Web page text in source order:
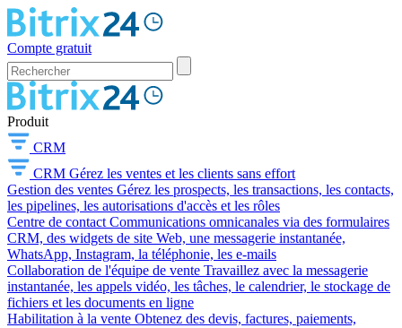
Compte gratuit
Produit
CRM
CRM Gérez les ventes et les clients sans effort
Gestion des ventes Gérez les prospects, les transactions, les contacts,
les pipelines, les autorisations d'accès et les rôles
Centre de contact Communications omnicanales via des formulaires
CRM, des widgets de site Web, une messagerie instantanée,
WhatsApp, Instagram, la téléphonie, les e-mails
Collaboration de l'équipe de vente Travaillez avec la messagerie
instantanée, les appels vidéo, les tâches, le calendrier, le stockage de
fichiers et les documents en ligne
Habilitation à la vente Obtenez des devis, factures, paiements,